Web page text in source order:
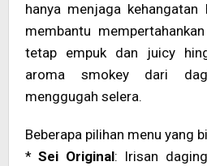
hanya menjaga
membantu
tetap empuk dan juicy
aroma smokey dari
menggugah selera.
Beberapa pilihan menu yang
*Sei Original: Irisan